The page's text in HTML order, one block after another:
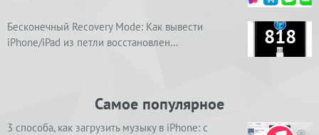
Бесконечный Recovery Mode: Как вывести
iPhone/iPad из петли восстановлен…
818
Самое популярное
3 способа, как загрузить музыку в iPhone: с